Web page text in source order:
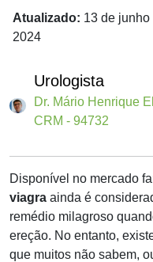
Atualizado: 13 de junho
2024
Urologista
Dr. Mário Henrique
CRM - 94732
Disponível no mercado
viagra ainda é
remédio milagroso
ereção. No entanto,
que muitos não sabem,